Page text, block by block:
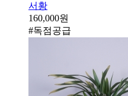
서황
160,000원
#독점공급